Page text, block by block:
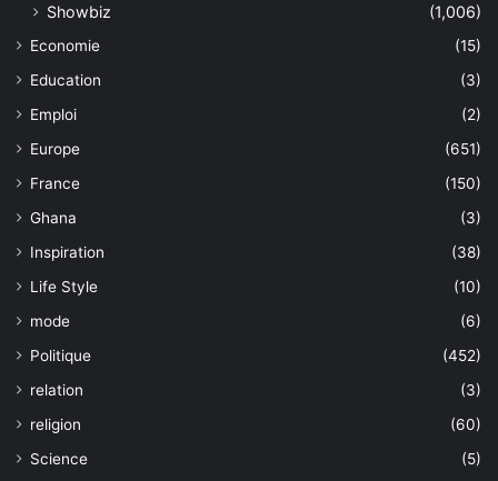
Showbiz
(1,006)
Economie
(15)
Education
(3)
Emploi
(2)
Europe
(651)
France
(150)
Ghana
(3)
Inspiration
(38)
Life Style
(10)
mode
(6)
Politique
(452)
relation
(3)
religion
(60)
Science
(5)